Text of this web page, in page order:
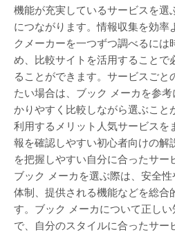
機能が充実しているサービスを選
につながります。情報収集を効率
クメーカーを一つずつ調べるには
め、比較サイトを活用することで
ることができます。サービスごと
たい場合は、ブック メーカを参
かりやすく比較しながら選ぶこと
利用するメリット人気サービスを
報を確認しやすい初心者向けの解
を把握しやすい自分に合ったサー
ブック メーカを選ぶ際は、安全
体制、提供される機能などを総合
す。ブック メーカについて正し
で、自分のスタイルに合ったサー